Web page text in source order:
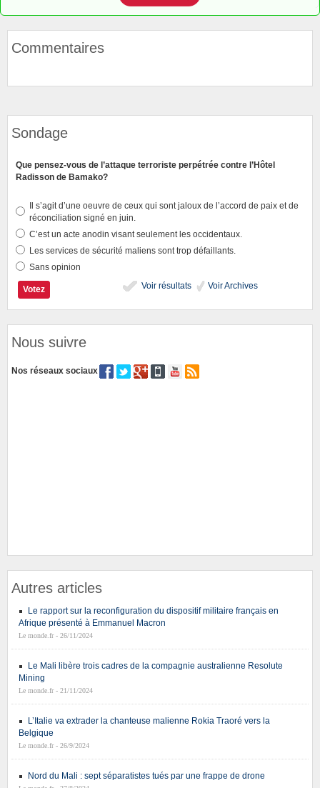
Commentaires
Sondage
Que pensez-vous de l’attaque terroriste perpétrée contre l’Hôtel
Radisson de Bamako?
Il s’agit d’une oeuvre de ceux qui sont jaloux de l’accord de paix et de
réconciliation signé en juin.
C’est un acte anodin visant seulement les occidentaux.
Les services de sécurité maliens sont trop défaillants.
Sans opinion
Voir résultats
Voir Archives
Nous suivre
Nos réseaux sociaux
Autres articles
Le rapport sur la reconfiguration du dispositif militaire français en
Afrique présenté à Emmanuel Macron
Le monde.fr - 26/11/2024
Le Mali libère trois cadres de la compagnie australienne Resolute
Mining
Le monde.fr - 21/11/2024
L’Italie va extrader la chanteuse malienne Rokia Traoré vers la
Belgique
Le monde.fr - 26/9/2024
Nord du Mali : sept séparatistes tués par une frappe de drone